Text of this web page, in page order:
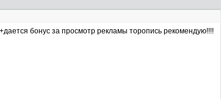
бонус за просмотр рекламы торопись рекомендую!!!!